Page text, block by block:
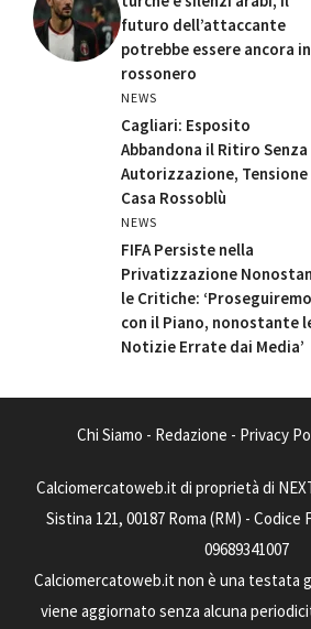
futuro dell’attaccante
potrebbe essere ancora in
rossonero
NEWS
Cagliari: Esposito
Abbandona il Ritiro Senza
Autorizzazione, Tensione
Casa Rossoblù
NEWS
FIFA Persiste nella
Privatizzazione
le Critiche: ‘Proseguiremo
con il Piano, nonostante
Notizie Errate dai Media’
Chi Siamo - Redazione - Privacy
Calciomercatoweb.it di proprietà di
Sistina 121, 00187 Roma (RM) - Codice
09689341007
Calciomercatoweb.it non è una testata
viene aggiornato senza alcuna